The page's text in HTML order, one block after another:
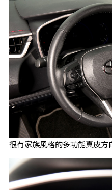
很有家族風格的多功能真皮方